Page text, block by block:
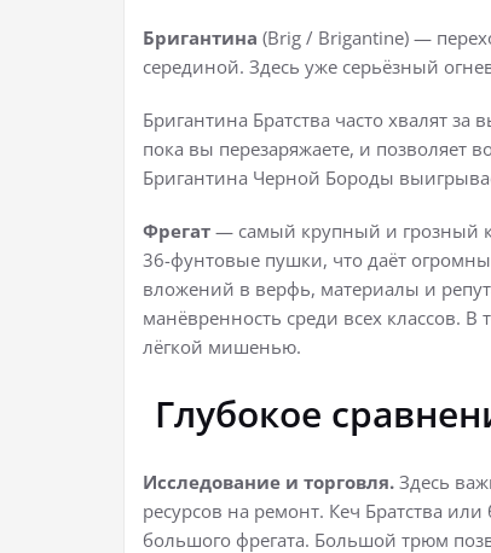
Бригантина (Brig / Brigantine) —
серединой. Здесь уже серьёзный
Бригантина Братства часто хвалят
пока вы перезаряжаете, и позволяет
Бригантина Черной Бороды
Фрегат — самый крупный и грозный
36-фунтовые пушки, что даёт
вложений в верфь, материалы и
манёвренность среди всех классов.
лёгкой мишенью.
Глубокое
Исследование и торговля. Здесь
ресурсов на ремонт. Кеч Братства
большого фрегата. Большой трюм